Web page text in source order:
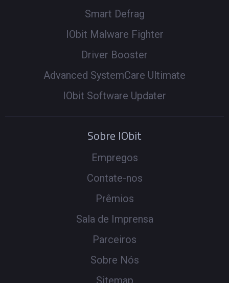
Smart Defrag
IObit Malware Fighter
Driver Booster
Advanced SystemCare Ultimate
IObit Software Updater
Sobre IObit
Empregos
Contate-nos
Prêmios
Sala de Imprensa
Parceiros
Sobre Nós
Sitemap